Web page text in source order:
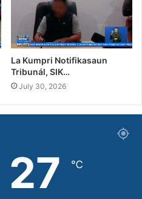
La Kumpri Notifikasaun
Tribunál, SIK…
July 30, 2026
27 ℃